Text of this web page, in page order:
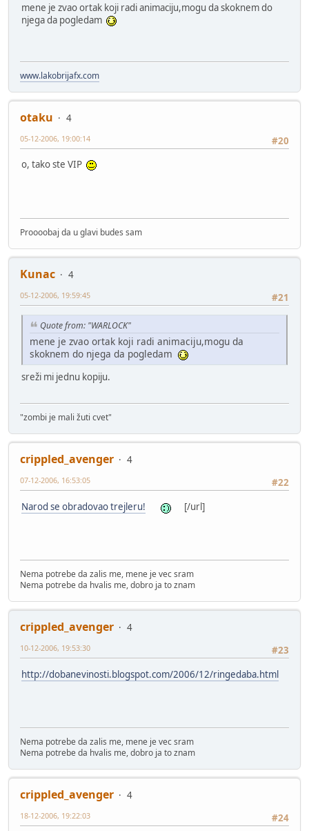
mene je zvao ortak koji radi animaciju,mogu da skoknem do
njega da pogledam
www.lakobrijafx.com
otaku
4
#20
05-12-2006, 19:00:14
o, tako ste VIP
Proooobaj da u glavi budes sam
Kunac
4
#21
05-12-2006, 19:59:45
Quote from: "WARLOCK"
mene je zvao ortak koji radi animaciju,mogu da
skoknem do njega da pogledam
sreži mi jednu kopiju.
"zombi je mali žuti cvet"
crippled_avenger
4
#22
07-12-2006, 16:53:05
Narod se obradovao trejleru! [/url]
Nema potrebe da zalis me, mene je vec sram
Nema potrebe da hvalis me, dobro ja to znam
crippled_avenger
4
#23
10-12-2006, 19:53:30
http://dobanevinosti.blogspot.com/2006/12/ringedaba.html
Nema potrebe da zalis me, mene je vec sram
Nema potrebe da hvalis me, dobro ja to znam
crippled_avenger
4
#24
18-12-2006, 19:22:03